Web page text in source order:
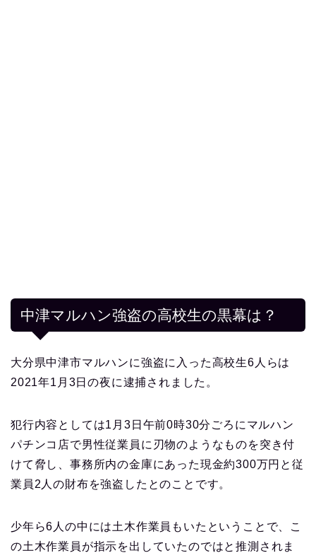
中津マルハン強盗の高校生の黒幕は？
大分県中津市マルハンに強盗に入った高校生6人らは
2021年1月3日の夜に逮捕されました。
犯行内容としては1月3日午前0時30分ごろにマルハン
パチンコ店で男性従業員に刃物のようなものを突き付
けて脅し、事務所内の金庫にあった現金約300万円と従
業員2人の財布を強盗したとのことです。
少年ら6人の中には土木作業員もいたということで、こ
の土木作業員が指示を出していたのではと推測されま